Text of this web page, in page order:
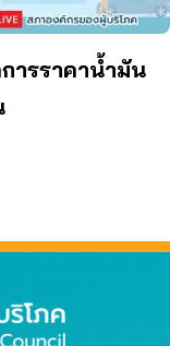
ารราคาน้ำมัน